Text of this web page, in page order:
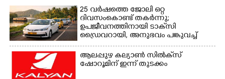
25 വർഷത്തെ ജോലി ഒറ്റ
ദിവസംകൊണ്ട് തകർന്നു;
ഉപജീവനത്തിനായി ടാക്‌സി
ഡ്രൈവറായി,​ അനുഭവം പങ്കുവച്ച്
യുവതി
ആലപ്പുഴ കല്യാൺ സിൽക്‌സ്
ഷോറൂമിന് ഇന്ന് തുടക്കം